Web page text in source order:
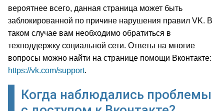
вероятнее всего, данная страница может быть
заблокированной по причине нарушения правил VK. В
таком случае вам необходимо обратиться в
техподдержку социальной сети. Ответы на многие
вопросы можно найти на странице помощи Вконтакте:
https://vk.com/support.
Когда наблюдались проблемы